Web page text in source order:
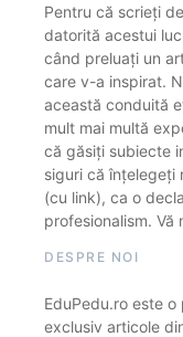
Pentru că scrieți
datorită acestui
când preluați un
care v-a inspirat.
această conduită
mult mai multă
că găsiți subiecte
siguri că înțelegeți
(cu link), ca o
profesionalism. Vă
DESPRE NOI
EduPedu.ro este
exclusiv articole